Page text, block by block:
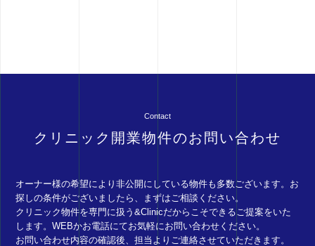
Contact
クリニック開業物件のお問い合わせ
オーナー様の希望により非公開にしている物件も多数ございます。お
探しの条件がございましたら、まずはご相談ください。
クリニック物件を専門に扱う&Clinicだからこそできるご提案をいた
します。WEBかお電話にてお気軽にお問い合わせください。
お問い合わせ内容の確認後、担当よりご連絡させていただきます。